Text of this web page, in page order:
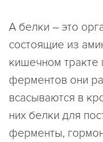
А белки – это
состоящие из
кишечном тракте
ферментов они
всасываются в
них белки для
ферменты,